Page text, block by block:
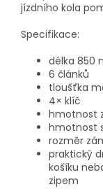
jízdního kola
Specifikace:
délka 850
6 článků
tloušťka
4× klíč
hmotnost
hmotnost
rozměr
praktický
košíku
zipem